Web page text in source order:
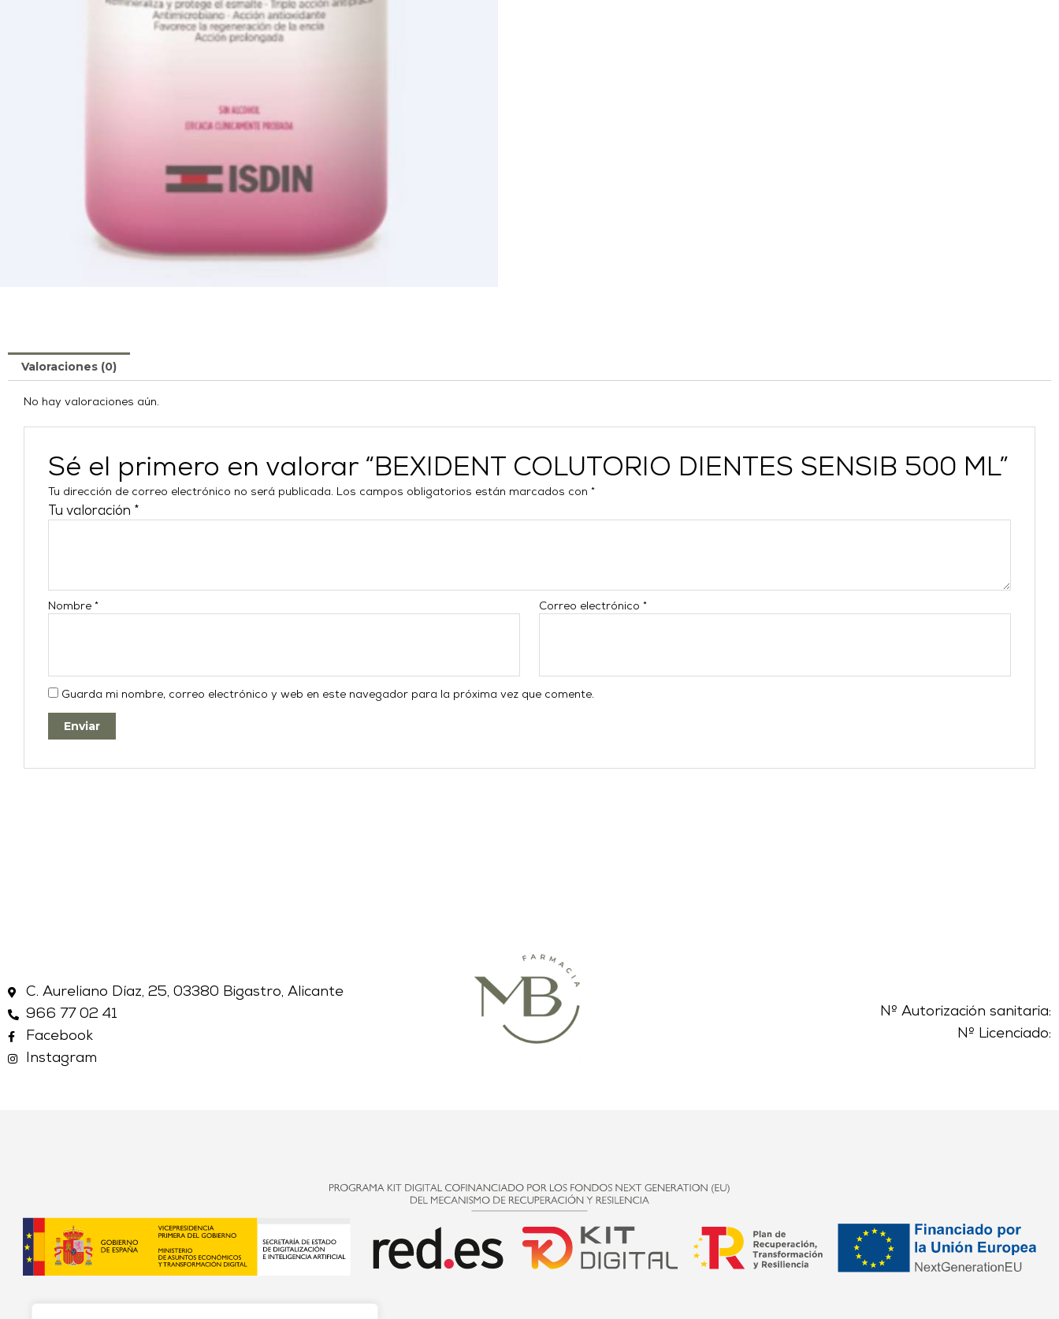
Valoraciones (0)
No hay valoraciones aún.
Sé el primero en valorar “BEXIDENT COLUTORIO DIENTES SENSIB 500 ML”
Tu dirección de correo electrónico no será publicada. Los campos obligatorios están marcados con*
Tu valoración *
Nombre* Correo electrónico*
Guarda mi nombre, correo electrónico y web en este navegador para la próxima vez que comente.
C. Aureliano Díaz, 25, 03380 Bigastro, Alicante
966 77 02 41
Facebook
Instagram
Nº Autorización sanitaria:
Nº Licenciado: